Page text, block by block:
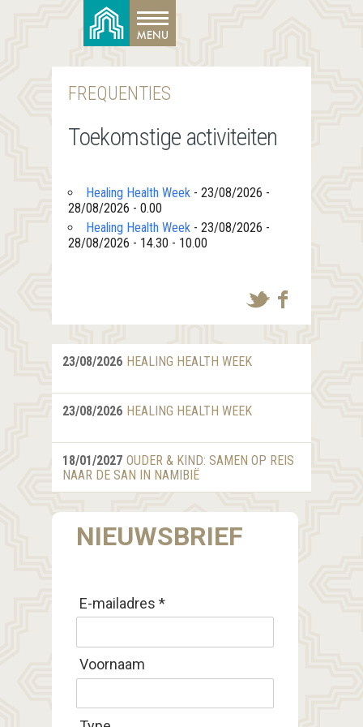
FREQUENTIES
Toekomstige activiteiten
Healing Health Week - 23/08/2026 -
28/08/2026 - 0.00
Healing Health Week - 23/08/2026 -
28/08/2026 - 14.30 - 10.00
23/08/2026 HEALING HEALTH WEEK
23/08/2026 HEALING HEALTH WEEK
18/01/2027 OUDER & KIND: SAMEN OP REIS
NAAR DE SAN IN NAMIBIË
NIEUWSBRIEF
E-mailadres *
Voornaam